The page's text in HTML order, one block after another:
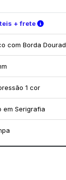
+ frete
com Borda
1 cor
em Serigrafia
os nossos gabaritos